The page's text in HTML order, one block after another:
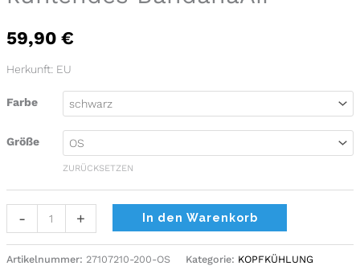
59,90 €
Herkunft: EU
Farbe
Größe
ZURÜCKSETZEN
- + In den Warenkorb
Artikelnummer: 27107210-200-OS Kategorie: KOPFKÜHLUNG